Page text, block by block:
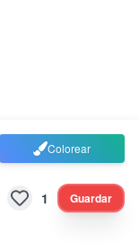
Colorear
1 Guardar